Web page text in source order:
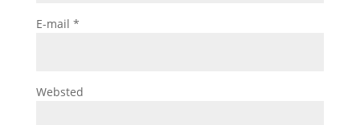
E-mail *
Websted